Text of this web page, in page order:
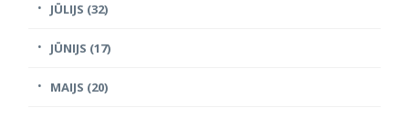
JŪLIJS (32)
JŪNIJS (17)
MAIJS (20)